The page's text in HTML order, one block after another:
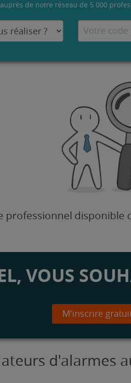
auprès de notre réseau de 5 000
professionnel disponible
VOUS
M'inscrire
d'alarmes